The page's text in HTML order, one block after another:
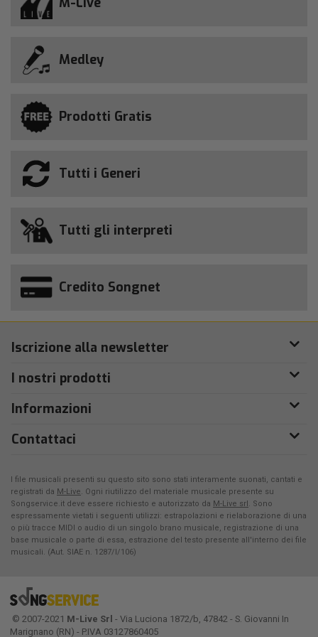
Medley
Prodotti Gratis
Tutti i Generi
Tutti gli interpreti
Credito Songnet
Iscrizione alla newsletter
I nostri prodotti
Informazioni
Contattaci
I file musicali presenti su questo sito sono stati interamente suonati, cantati e
registrati da M-Live. Ogni riutilizzo del materiale musicale presente su
Songservice.it deve essere richiesto e autorizzato da M-Live srl. Sono
espressamente vietati i seguenti utilizzi: estrapolazioni e rielaborazione di una
o più tracce MIDI o audio di un singolo brano musicale, registrazione di una
base musicale o parte di essa, estrazione del testo presente all'interno dei file
musicali. (Aut. SIAE n. 1287/I/106)
© 2007-2021 M-Live Srl - Via Luciona 1872/b, 47842 - S. Giovanni In
Marignano (RN) - P.IVA 03127860405